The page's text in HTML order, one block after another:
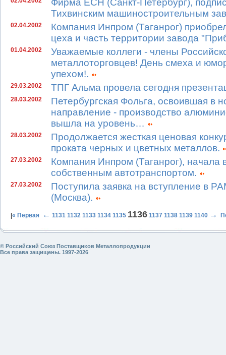
Фирма ЕСН (Санкт-Петербург),
Тихвинским машиностроительным
02.04.2002
Компания Инпром (Таганрог)
цеха и часть территории завода
01.04.2002
Уважаемые коллеги - члены
металлоторговцев! День смеха и
упехом!.
29.03.2002 ТПГ Альма провела сегодня
28.03.2002
Петербургская Фольга, освоившая в
направление - производство
вышла на уровень…
28.03.2002
Продолжается жесткая ценовая
проката черных и цветных металлов.
27.03.2002
Компания Инпром (Таганрог),
собственным автотранспортом.
27.03.2002
Поступила заявка на вступление в
(Москва).
« Первая ← 1131 1132 1133 1134 1135 1136 1137 1138 1139 1140 →
© Российский Союз Поставщиков Металлопродукции
Все права защищены. 1997-2026